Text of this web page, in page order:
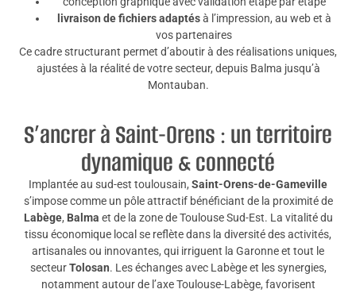
livraison de fichiers adaptésà l’impression, au web et à
vos partenaires
Ce cadre structurant permet d’aboutir à des réalisations uniques,
ajustées à la réalité de votre secteur, depuis Balma jusqu’à
Montauban.
S’ancrer à Saint-Orens : un territoire
dynamique & connecté
Implantée au sud-est toulousain, Saint-Orens-de-Gameville
s’impose comme un pôle attractif bénéficiant de la proximité de
Labège, Balma et de la zone de Toulouse Sud-Est. La vitalité du
tissu économique local se reflète dans la diversité des activités,
artisanales ou innovantes, qui irriguent la Garonne et tout le
secteurTolosan. Les échanges avec Labège et les synergies,
notamment autour de l’axe Toulouse-Labège, favorisent